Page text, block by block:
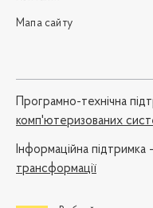
Мапа сайту
Програмно-технічна
комп'ютеризованих
Iнформаційна підтримка
трансформації